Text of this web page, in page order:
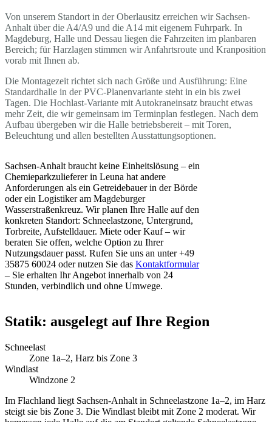
Von unserem Standort in der Oberlausitz erreichen wir Sachsen-
Anhalt über die A4/A9 und die A14 mit eigenem Fuhrpark. In
Magdeburg, Halle und Dessau liegen die Fahrzeiten im planbaren
Bereich; für Harzlagen stimmen wir Anfahrtsroute und Kranposition
vorab mit Ihnen ab.
Die Montagezeit richtet sich nach Größe und Ausführung: Eine
Standardhalle in der PVC-Planenvariante steht in ein bis zwei
Tagen. Die Hochlast-Variante mit Autokraneinsatz braucht etwas
mehr Zeit, die wir gemeinsam im Terminplan festlegen. Nach dem
Aufbau übergeben wir die Halle betriebsbereit – mit Toren,
Beleuchtung und allen bestellten Ausstattungsoptionen.
Sachsen-Anhalt braucht keine Einheitslösung – ein
Chemieparkzulieferer in Leuna hat andere
Anforderungen als ein Getreidebauer in der Börde
oder ein Logistiker am Magdeburger
Wasserstraßenkreuz. Wir planen Ihre Halle auf den
konkreten Standort: Schneelastzone, Untergrund,
Torbreite, Aufstelldauer. Miete oder Kauf – wir
beraten Sie offen, welche Option zu Ihrer
Nutzungsdauer passt. Rufen Sie uns an unter +49
35875 60024 oder nutzen Sie das Kontaktformular
– Sie erhalten Ihr Angebot innerhalb von 24
Stunden, verbindlich und ohne Umwege.
Statik: ausgelegt auf Ihre Region
Schneelast
Zone 1a–2, Harz bis Zone 3
Windlast
Windzone 2
Im Flachland liegt Sachsen-Anhalt in Schneelastzone 1a–2, im Harz
steigt sie bis Zone 3. Die Windlast bleibt mit Zone 2 moderat. Wir